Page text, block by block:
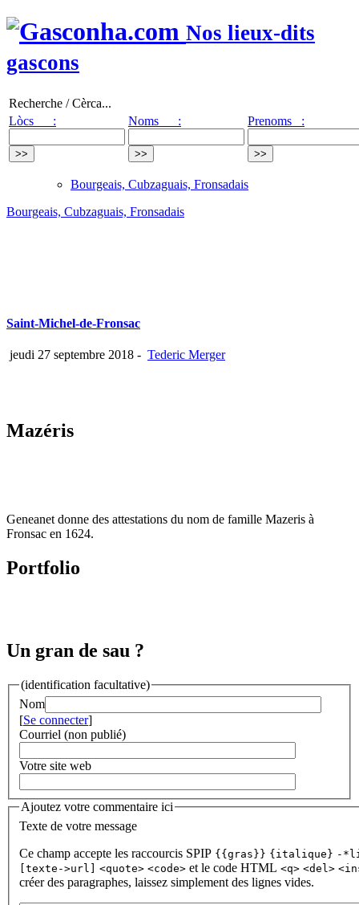
Nos lieux-dits
gascons
Recherche / Cèrca...
Lòcs :
Noms : Prenoms :
Bourgeais, Cubzaguais, Fronsadais
Bourgeais, Cubzaguais, Fronsadais
Saint-Michel-de-Fronsac
jeudi 27 septembre 2018 - Tederic Merger
Mazéris
Geneanet donne des attestations du nom de famille Mazeris à
Fronsac en 1624.
Portfolio
Un gran de sau ?
(identification facultative)
Nom
[Se connecter]
Courriel (non publié)
Votre site web
Ajoutez votre commentaire ici
Texte de votre message
Ce champ accepte les raccourcis SPIP {{gras}} {italique} -
[texte->url]
<quote> <code> et le code HTML <q> <del>
créer des paragraphes, laissez simplement des lignes vides.